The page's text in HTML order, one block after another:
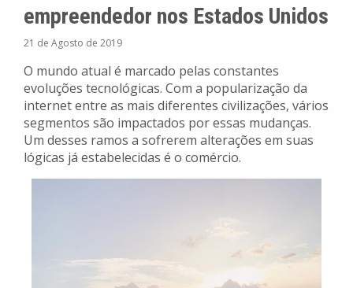
empreendedor nos Estados Unidos
21 de Agosto de 2019
O mundo atual é marcado pelas constantes
evoluções tecnológicas. Com a popularização da
internet entre as mais diferentes civilizações, vários
segmentos são impactados por essas mudanças.
Um desses ramos a sofrerem alterações em suas
lógicas já estabelecidas é o comércio.